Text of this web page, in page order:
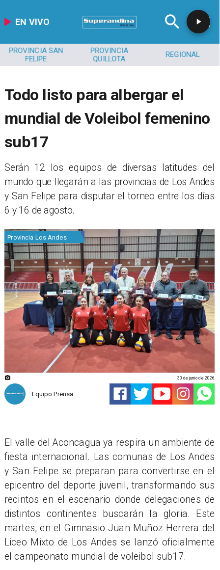
EN VIVO
PROVINCIA SAN
FELIPE
PROVINCIA
QUILLOTA
REGIONAL
Todo listo para albergar el
mundial de Voleibol femenino
sub17
​Serán 12 los equipos de diversas latitudes del
mundo que llegarán a las provincias de Los Andes
y San Felipe para disputar el torneo entre los días
6 y 16 de agosto.
Provincia Los Andes
Equipo Prensa
30 de junio de 2026
El valle del Aconcagua ya respira un ambiente de
fiesta internacional. Las comunas de Los Andes
y San Felipe se preparan para convertirse en el
epicentro del deporte juvenil, transformando sus
recintos en el escenario donde delegaciones de
distintos continentes buscarán la gloria. Este
martes, en el Gimnasio Juan Muñoz Herrera del
Liceo Mixto de Los Andes se lanzó oficialmente
el campeonato mundial de voleibol sub17.